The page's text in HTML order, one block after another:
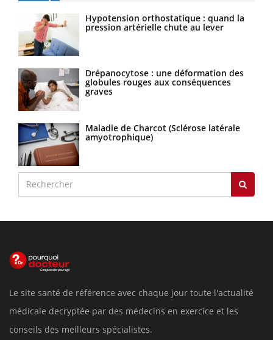
Hypotension orthostatique : quand la
pression artérielle chute au lever
Drépanocytose : une déformation des
globules rouges aux conséquences
graves
Maladie de Charcot (Sclérose latérale
amyotrophique)
Le site santé de référence avec chaque jour toute l'actualité
médicale decryptée par des médecins en exercice et les
conseils des meilleurs spécialistes.